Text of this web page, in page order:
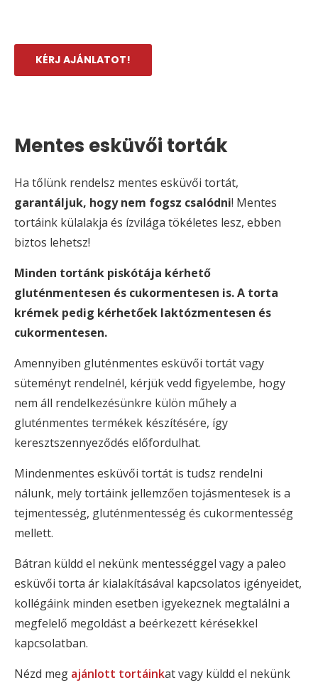
KÉRJ AJÁNLATOT!
Mentes esküvői torták
garantáljuk, hogy nem fogsz csalódni! Mentes
tortáink külalakja és ízvilága tökéletes lesz, ebben
biztos lehetsz!
Minden tortánk piskótája kérhető
gluténmentesen és cukormentesen is. A torta
krémek pedig kérhetőek laktózmentesen és
cukormentesen.
Amennyiben gluténmentes esküvői tortát vagy
süteményt rendelnél, kérjük vedd figyelembe, hogy
nem áll rendelkezésünkre külön műhely a
gluténmentes termékek készítésére, így
keresztszennyeződés előfordulhat.
Mindenmentes esküvői tortát is tudsz rendelni
nálunk, mely tortáink jellemzően tojásmentesek is a
tejmentesség, gluténmentesség és cukormentesség
mellett.
Bátran küldd el nekünk mentességgel vagy a paleo
esküvői torta ár kialakításával kapcsolatos igényeidet,
kollégáink minden esetben igyekeznek megtalálni a
megfelelő megoldást a beérkezett kérésekkel
kapcsolatban.
Nézd meg ajánlott tortáinkat vagy küldd el nekünk